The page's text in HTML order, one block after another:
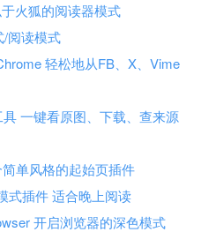
火狐的阅读器模式
/阅读模式
轻松地从FB、X、Vime
一键看原图、下载、查来源
单风格的起始页插件
式插件 适合晚上阅读
开启浏览器的深色模式